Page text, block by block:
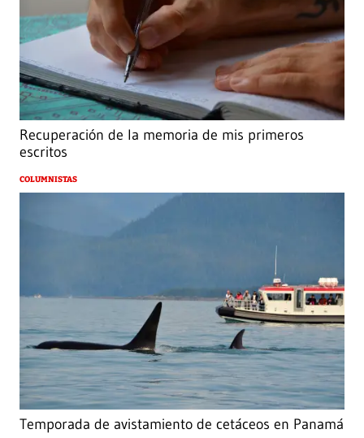
Recuperación de la memoria de mis primeros
escritos
COLUMNISTAS
Temporada de avistamiento de cetáceos en Panamá